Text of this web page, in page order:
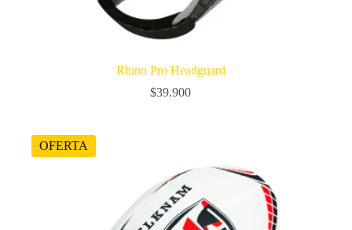
Rhino Pro Headguard
$39.900
OFERTA